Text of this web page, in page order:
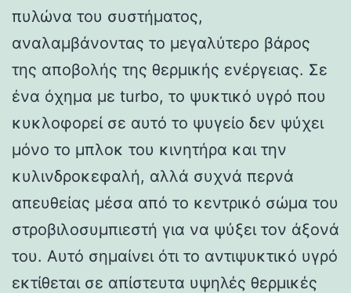
πυλώνα του συστήματος,
αναλαμβάνοντας το μεγαλύτερο βάρος
της αποβολής της θερμικής ενέργειας. Σε
ένα όχημα με turbo, το ψυκτικό υγρό που
κυκλοφορεί σε αυτό το ψυγείο δεν ψύχει
μόνο το μπλοκ του κινητήρα και την
κυλινδροκεφαλή, αλλά συχνά περνά
απευθείας μέσα από το κεντρικό σώμα του
στροβιλοσυμπιεστή για να ψύξει τον άξονά
του. Αυτό σημαίνει ότι το αντιψυκτικό υγρό
εκτίθεται σε απίστευτα υψηλές θερμικές